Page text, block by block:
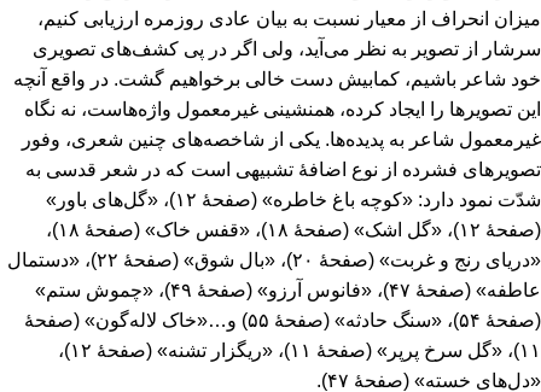
میزان انحراف از معیار نسبت به بیان عادی روزمره ارزیابی کنیم‌،
سرشار از تصویر به نظر می‌آید، ولی اگر در پی کشف‌های تصویری
خود شاعر باشیم‌، کمابیش دست خالی برخواهیم گشت‌. در واقع آنچه
این تصویرها را ایجاد کرده‌، همنشینی غیرمعمول واژه‌هاست‌، نه نگاه
غیرمعمول شاعر به پدیده‌ها. یکی از شاخصه‌های چنین شعری‌، وفور
تصویرهای فشرده از نوع اضافۀ تشبیهی است که در شعر قدسی به
شدّت نمود دارد: «کوچه باغ خاطره‌» (صفحۀ ۱۲)، «گل‌های باور»
(صفحۀ ۱۲)، «گل اشک‌» (صفحۀ ۱۸)، «قفس خاک‌» (صفحۀ ۱۸)،
«دریای رنج و غربت‌» (صفحۀ ۲۰)، «بال شوق‌» (صفحۀ ۲۲)، «دستمال
عاطفه‌» (صفحۀ ۴۷)، «فانوس آرزو» (صفحۀ ۴۹)، «چموش ستم‌»
(صفحۀ ۵۴)، «سنگ حادثه‌» (صفحۀ ۵۵) و…«خاک لاله‌گون‌» (صفحۀ
۱۱)، «گل سرخ پرپر» (صفحۀ ۱۱)، «ریگزار تشنه‌» (صفحۀ ۱۲)،
«دل‌های خسته‌» (صفحۀ ۴۷).